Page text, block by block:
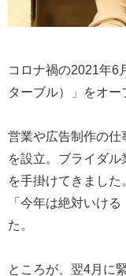
コロナ禍の2021年6
ターブル）」をオー
営業や広告制作の仕
を設立。ブライダ
を手掛けてきました
「今年は絶対いけ
た。
ところが、翌4月に